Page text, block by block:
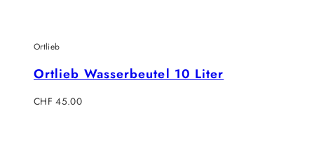
Ortlieb
Ortlieb Wasserbeutel 10 Liter
Regulärer
CHF 45.00